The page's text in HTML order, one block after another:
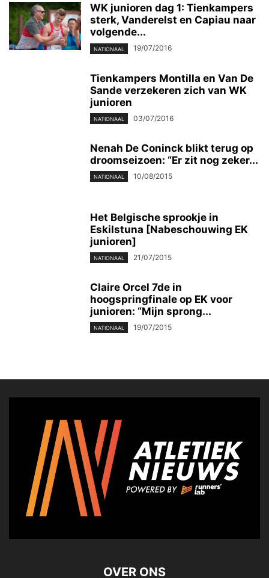
WK junioren dag 1: Tienkampers
sterk, Vanderelst en Capiau naar
volgende...
NATIONAAL 19/07/2016
Tienkampers Montilla en Van De
Sande verzekeren zich van WK
junioren
NATIONAAL 03/07/2016
Nenah De Coninck blikt terug op
droomseizoen: “Er zit nog zeker...
NATIONAAL 10/08/2015
Het Belgische sprookje in
Eskilstuna [Nabeschouwing EK
junioren]
NATIONAAL 21/07/2015
Claire Orcel 7de in
hoogspringfinale op EK voor
junioren: “Mijn sprong...
NATIONAAL 19/07/2015
OVER ONS